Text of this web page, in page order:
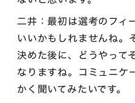
二井：最初は選考のフィ
いいかもしれませんね。
決めた後に、どうやって
なりますね。コミュニケ
かく聞いてみたいです。